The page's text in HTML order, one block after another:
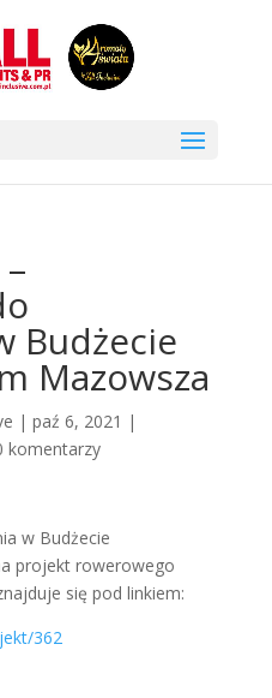
Budżecie
Mazowsza
| paź 6, 2021 |
komentarzy
w Budżecie
projekt rowerowego
się pod linkiem:
362